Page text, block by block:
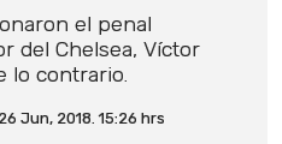
el penal
del Chelsea, Víctor
lo contrario.
26 Jun, 2018. 15:26 hrs